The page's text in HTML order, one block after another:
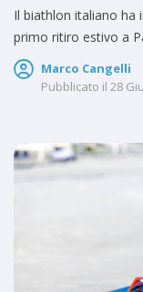
Il biathlon italiano ha
primo ritiro estivo a
Marco Cangelli
Pubblicato il 28